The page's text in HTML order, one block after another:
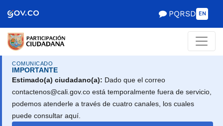
de Gobierno
PQRSD EN
COMUNICADO
IMPORTANTE
Estimado(a) ciudadano(a): Dado que el correo
contactenos@cali.gov.co está temporalmente fuera de servicio,
podemos atenderle a través de cuatro canales, los cuales
puede consultar aquí.